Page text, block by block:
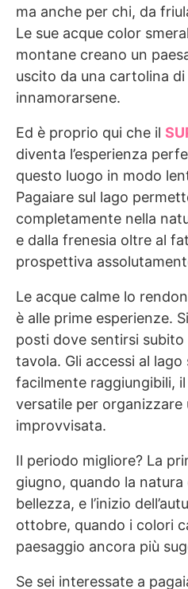
ma anche per chi, da
Le sue acque color
montane creano un
uscito da una cartolina
innamorarsene.
Ed è proprio qui che il
diventa l’esperienza
questo luogo in modo
Pagaiare sul lago
completamente nella
e dalla frenesia oltre al
prospettiva
Le acque calme lo
è alle prime esperienze.
posti dove sentirsi
tavola. Gli accessi al
facilmente raggiungibili,
versatile per organizzare
improvvisata.
Il periodo migliore? La
giugno, quando la
bellezza, e l’inizio
ottobre, quando i colori
paesaggio ancora più
Se sei interessate a